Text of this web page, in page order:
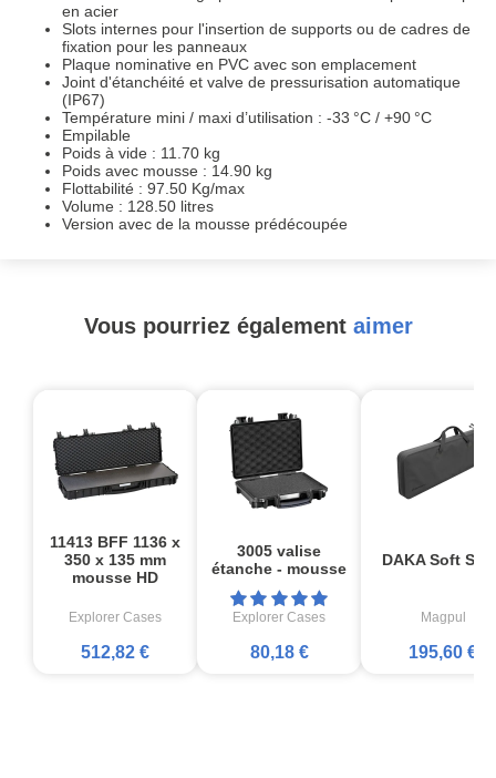
en acier
Slots internes pour l'insertion de supports ou de cadres de
fixation pour les panneaux
Plaque nominative en PVC avec son emplacement
Joint d'étanchéité et valve de pressurisation automatique
(IP67)
Température mini / maxi d’utilisation : -33 °C / +90 °C
Empilable
Poids à vide : 11.70 kg
Poids avec mousse : 14.90 kg
Flottabilité : 97.50 Kg/max
Volume : 128.50 litres
Version avec de la mousse prédécoupée
Vous pourriez également aimer
11413 BFF 1136 x
350 x 135 mm
mousse HD
Explorer Cases
512,82 €
3005 valise
étanche - mousse
Explorer Cases
80,18 €
DAKA Soft
Magpul
195,60 €